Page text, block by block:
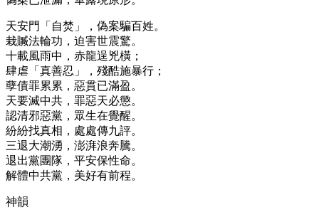
天安門「自焚」，偽案騙百姓。
栽贓法輪功，迫害世震驚。
十載風雨中，赤龍逞兇橫；
肆虐「真善忍」，殘酷施暴行；
孽債罪累累，惡貫已滿盈。
天要滅中共，罪惡天必懲。
認清邪惡黨，眾生在覺醒。
紛紛找真相，處處傳九評。
三退大潮湧，澎湃浪奔騰。
退出黨團隊，平安保性命。
解體中共黨，美好有前程。
神韻